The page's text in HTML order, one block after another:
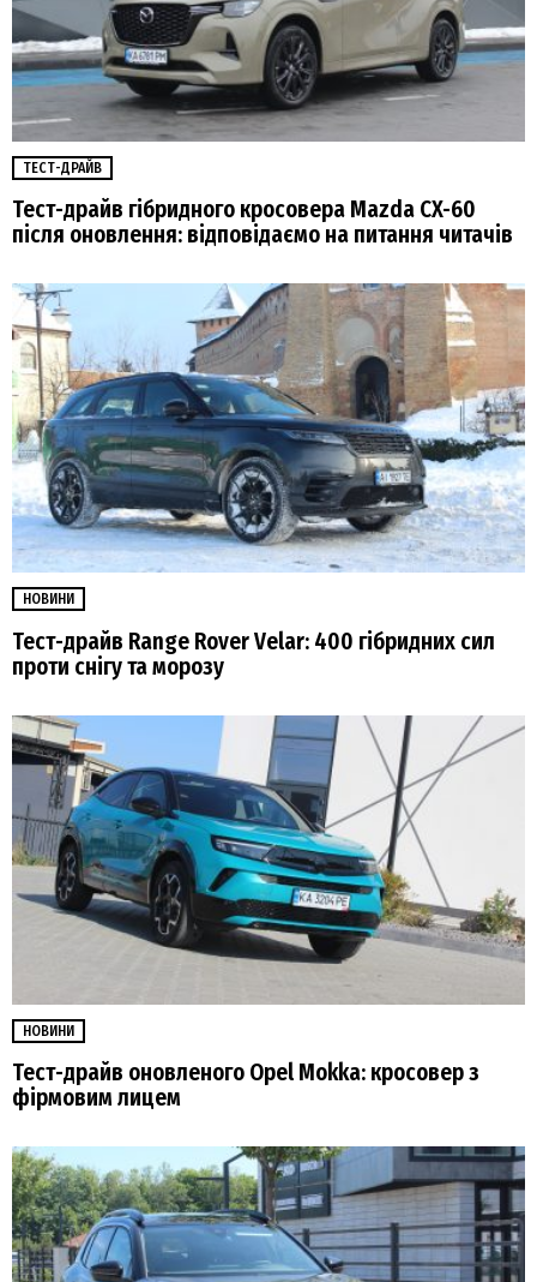
ТЕСТ-ДРАЙВ
Тест-драйв гібридного кросовера Mazda CX-60
після оновлення: відповідаємо на питання читачів
НОВИНИ
Тест-драйв Range Rover Velar: 400 гібридних сил
проти снігу та морозу
НОВИНИ
Тест-драйв оновленого Opel Mokka: кросовер з
фірмовим лицем